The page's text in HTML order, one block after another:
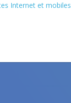
Internet et mobiles